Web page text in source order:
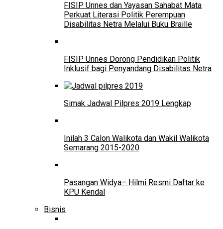
FISIP Unnes dan Yayasan Sahabat Mata
Perkuat Literasi Politik Perempuan
Disabilitas Netra Melalui Buku Braille
FISIP Unnes Dorong Pendidikan Politik
Inklusif bagi Penyandang Disabilitas Netra
Simak Jadwal Pilpres 2019 Lengkap
Inilah 3 Calon Walikota dan Wakil Walikota
Semarang 2015-2020
Pasangan Widya– Hilmi Resmi Daftar ke
KPU Kendal
Bisnis